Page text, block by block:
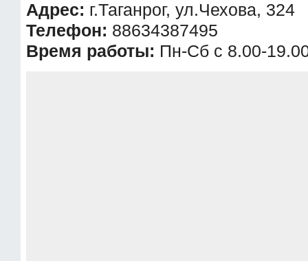
Адрес: г.Таганрог, ул.Чехова, 324
Телефон: 88634387495
Время работы: Пн-Сб с 8.00-